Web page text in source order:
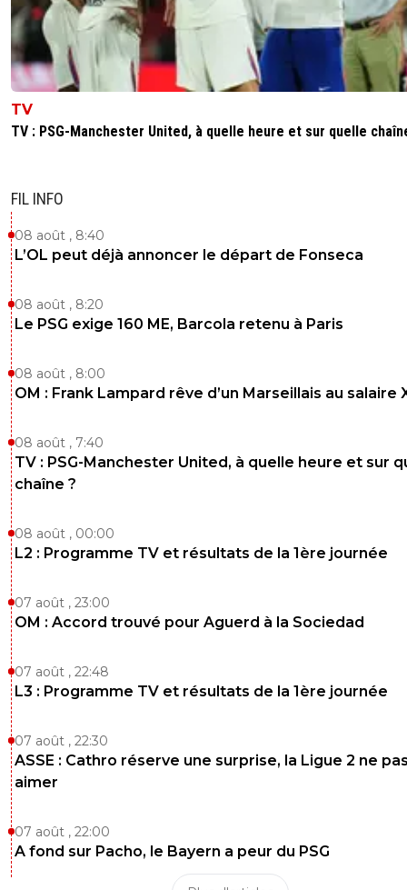
TV
TV : PSG-Manchester United, à quelle heure et sur quelle
FIL INFO
08 août , 8:40
L’OL peut déjà annoncer le départ de Fonseca
08 août , 8:20
Le PSG exige 160 ME, Barcola retenu à Paris
08 août , 8:00
OM : Frank Lampard rêve d’un Marseillais au salaire
08 août , 7:40
TV : PSG-Manchester United, à quelle heure et sur
chaîne ?
08 août , 00:00
L2 : Programme TV et résultats de la 1ère journée
07 août , 23:00
OM : Accord trouvé pour Aguerd à la Sociedad
07 août , 22:48
L3 : Programme TV et résultats de la 1ère journée
07 août , 22:30
ASSE : Cathro réserve une surprise, la Ligue 2 ne
aimer
07 août , 22:00
A fond sur Pacho, le Bayern a peur du PSG